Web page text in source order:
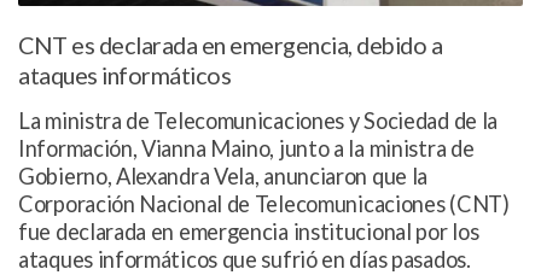
CNT es declarada en emergencia, debido a
ataques informáticos
La ministra de Telecomunicaciones y Sociedad de la
Información, Vianna Maino, junto a la ministra de
Gobierno, Alexandra Vela, anunciaron que la
Corporación Nacional de Telecomunicaciones (CNT)
fue declarada en emergencia institucional por los
ataques informáticos que sufrió en días pasados.